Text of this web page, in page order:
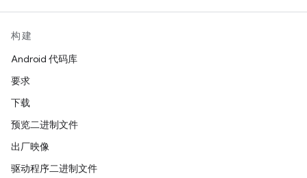
构建
Android 代码库
要求
下载
预览二进制文件
出厂映像
驱动程序二进制文件